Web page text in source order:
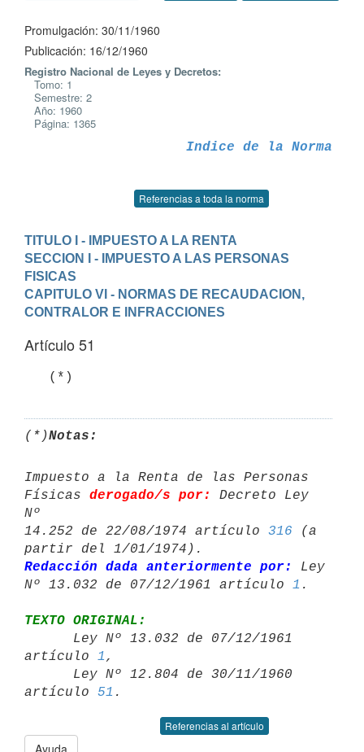
Promulgación: 30/11/1960
Publicación: 16/12/1960
Registro Nacional de Leyes y Decretos:
Tomo: 1
Semestre: 2
Año: 1960
Página: 1365
Indice de la Norma
Referencias a toda la norma
TITULO I - IMPUESTO A LA RENTA
SECCION I - IMPUESTO A LAS PERSONAS
FISICAS
CAPITULO VI - NORMAS DE RECAUDACION,
CONTRALOR E INFRACCIONES
Artículo 51
   (*)
(*)Notas:
Impuesto a la Renta de las Personas
Físicas derogado/s por:
Decreto Ley
Nº
14.252 de 22/08/1974 artículo 316 (a
Redacción dada anteriormente por:
Ley
Nº 13.032 de 07/12/1961 artículo 1
TEXTO ORIGINAL:
artículo 1 ,
artículo 51
Referencias al artículo
Ayuda